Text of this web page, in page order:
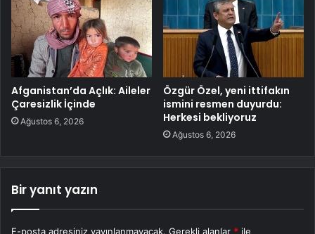
Afganistan’da Açlık: Aileler
Çaresizlik İçinde
Ağustos 6, 2026
Özgür Özel, yeni ittifakın
ismini resmen duyurdu:
Herkesi bekliyoruz
Ağustos 6, 2026
Bir yanıt yazın
E-posta adresiniz yayınlanmayacak. Gerekli alanlar * ile